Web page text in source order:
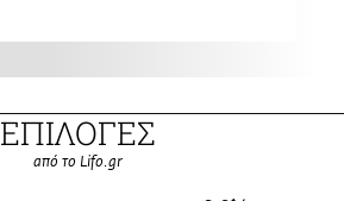
ΕΠΙΛΟΓΕΣ
από το Lifo.gr